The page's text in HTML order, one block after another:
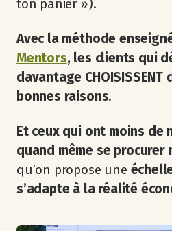
ton panier »).
Avec la méthode
Mentors, les clients qui
davantage
bonnes raisons.
Et ceux qui ont moins de
quand même se procurer
qu’on propose une
s’adapte à la réalité